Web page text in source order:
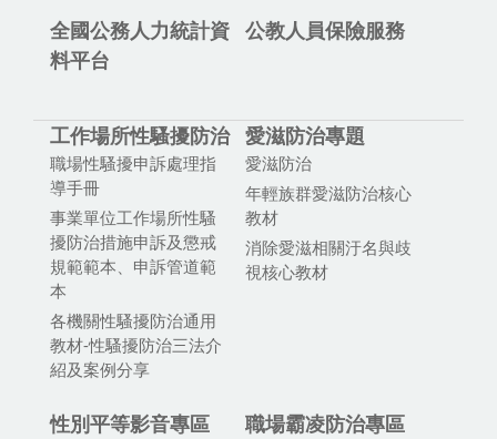
全國公務人力統計資
料平台
公教人員保險服務
工作場所性騷擾防治
職場性騷擾申訴處理指
導手冊
事業單位工作場所性騷
擾防治措施申訴及懲戒
規範範本、申訴管道範
本
各機關性騷擾防治通用
教材-性騷擾防治三法介
紹及案例分享
愛滋防治專題
愛滋防治
年輕族群愛滋防治核心
教材
消除愛滋相關汙名與歧
視核心教材
性別平等影音專區 職場霸凌防治專區